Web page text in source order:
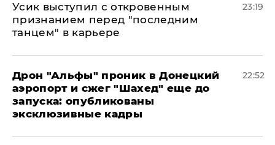
Усик выступил с откровенным
признанием перед "последним
танцем" в карьере
23:19
Дрон "Альфы" проник в Донецкий
аэропорт и сжег "Шахед" еще до
запуска: опубликованы
эксклюзивные кадры
22:52